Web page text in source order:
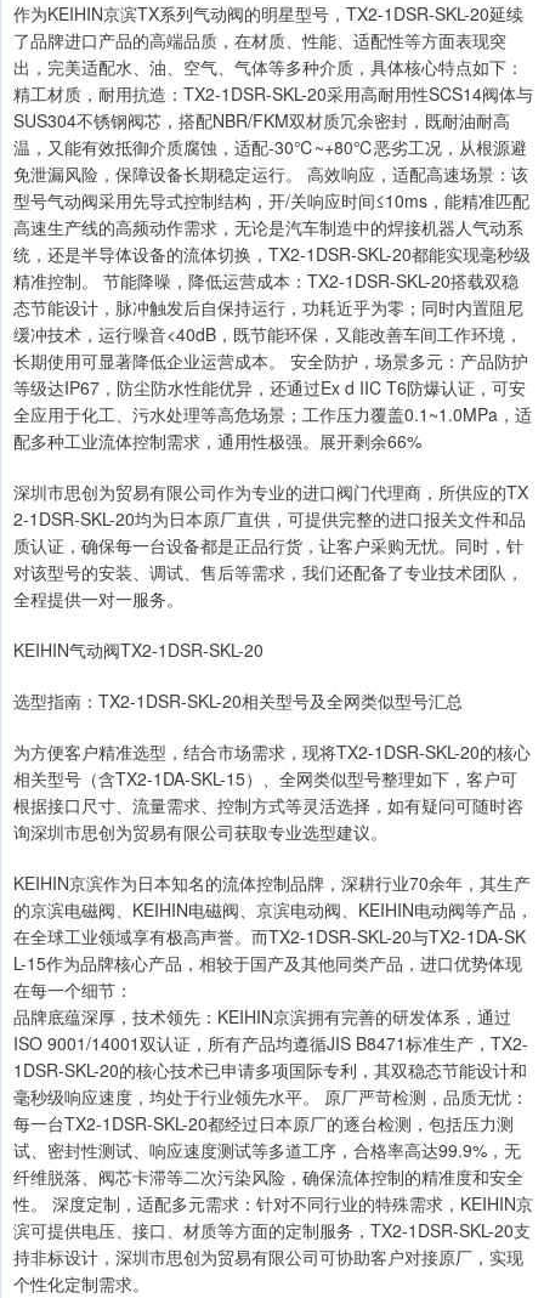
作为KEIHIN京滨TX系列气动阀的明星型号，TX2-1DSR-SKL-20延续
了品牌进口产品的高端品质，在材质、性能、适配性等方面表现突
出，完美适配水、油、空气、气体等多种介质，具体核心特点如下：
精工材质，耐用抗造：TX2-1DSR-SKL-20采用高耐用性SCS14阀体与
SUS304不锈钢阀芯，搭配NBR/FKM双材质冗余密封，既耐油耐高
温，又能有效抵御介质腐蚀，适配-30℃~+80℃恶劣工况，从根源避
免泄漏风险，保障设备长期稳定运行。 高效响应，适配高速场景：该
型号气动阀采用先导式控制结构，开/关响应时间≤10ms，能精准匹配
高速生产线的高频动作需求，无论是汽车制造中的焊接机器人气动系
统，还是半导体设备的流体切换，TX2-1DSR-SKL-20都能实现毫秒级
精准控制。 节能降噪，降低运营成本：TX2-1DSR-SKL-20搭载双稳
态节能设计，脉冲触发后自保持运行，功耗近乎为零；同时内置阻尼
缓冲技术，运行噪音<40dB，既节能环保，又能改善车间工作环境，
长期使用可显著降低企业运营成本。 安全防护，场景多元：产品防护
等级达IP67，防尘防水性能优异，还通过Ex d IIC T6防爆认证，可安
全应用于化工、污水处理等高危场景；工作压力覆盖0.1~1.0MPa，适
配多种工业流体控制需求，通用性极强。展开剩余66%
深圳市思创为贸易有限公司作为专业的进口阀门代理商，所供应的TX
2-1DSR-SKL-20均为日本原厂直供，可提供完整的进口报关文件和品
质认证，确保每一台设备都是正品行货，让客户采购无忧。同时，针
对该型号的安装、调试、售后等需求，我们还配备了专业技术团队，
全程提供一对一服务。
KEIHIN气动阀TX2-1DSR-SKL-20
选型指南：TX2-1DSR-SKL-20相关型号及全网类似型号汇总
为方便客户精准选型，结合市场需求，现将TX2-1DSR-SKL-20的核心
相关型号（含TX2-1DA-SKL-15）、全网类似型号整理如下，客户可
根据接口尺寸、流量需求、控制方式等灵活选择，如有疑问可随时咨
询深圳市思创为贸易有限公司获取专业选型建议。
KEIHIN京滨作为日本知名的流体控制品牌，深耕行业70余年，其生产
的京滨电磁阀、KEIHIN电磁阀、京滨电动阀、KEIHIN电动阀等产品，
在全球工业领域享有极高声誉。而TX2-1DSR-SKL-20与TX2-1DA-SK
L-15作为品牌核心产品，相较于国产及其他同类产品，进口优势体现
在每一个细节：
品牌底蕴深厚，技术领先：KEIHIN京滨拥有完善的研发体系，通过
ISO 9001/14001双认证，所有产品均遵循JIS B8471标准生产，TX2-
1DSR-SKL-20的核心技术已申请多项国际专利，其双稳态节能设计和
毫秒级响应速度，均处于行业领先水平。 原厂严苛检测，品质无忧：
每一台TX2-1DSR-SKL-20都经过日本原厂的逐台检测，包括压力测
试、密封性测试、响应速度测试等多道工序，合格率高达99.9%，无
纤维脱落、阀芯卡滞等二次污染风险，确保流体控制的精准度和安全
性。 深度定制，适配多元需求：针对不同行业的特殊需求，KEIHIN京
滨可提供电压、接口、材质等方面的定制服务，TX2-1DSR-SKL-20支
持非标设计，深圳市思创为贸易有限公司可协助客户对接原厂，实现
个性化定制需求。